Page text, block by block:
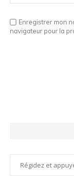
Enregistrer mon
navigateur pour la